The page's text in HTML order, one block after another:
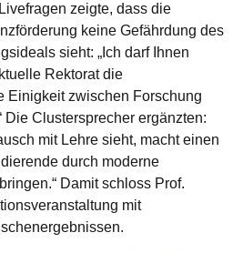
zeigte, dass die
keine Gefährdung des
sieht: „Ich darf Ihnen
Rektorat die
Einigkeit zwischen Forschung
Die Clustersprecher ergänzten:
mit Lehre sieht, macht einen
durch moderne
Damit schloss Prof.
mit